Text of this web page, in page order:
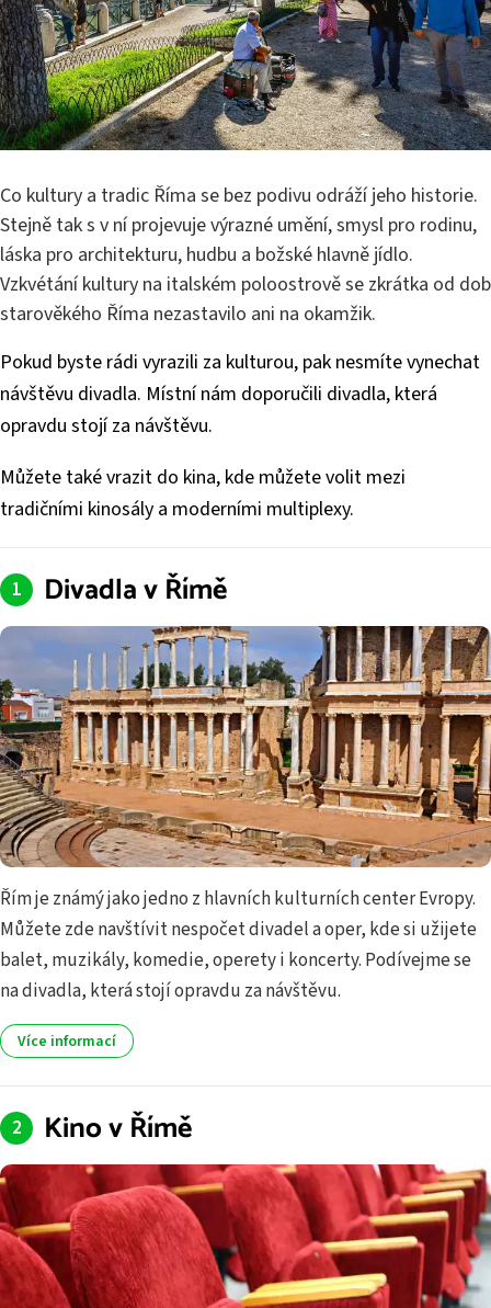
Co kultury a tradic Říma se bez podivu odráží jeho historie.
Stejně tak s v ní projevuje výrazné umění, smysl pro rodinu,
láska pro architekturu, hudbu a božské hlavně jídlo.
Vzkvétání kultury na italském poloostrově se zkrátka od dob
starověkého Říma nezastavilo ani na okamžik.
Pokud byste rádi vyrazili za kulturou, pak nesmíte vynechat
návštěvu divadla. Místní nám doporučili divadla, která
opravdu stojí za návštěvu.
Můžete také vrazit do kina, kde můžete volit mezi
tradičními kinosály a moderními multiplexy.
Divadla v Římě
Řím je známý jako jedno z hlavních kulturních center Evropy.
Můžete zde navštívit nespočet divadel a oper, kde si užijete
balet, muzikály, komedie, operety i koncerty. Podívejme se
na divadla, která stojí opravdu za návštěvu.
Více informací
Kino v Římě